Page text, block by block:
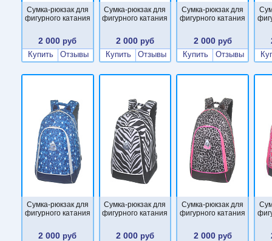
Сумка-рюкзак для
фигурного катания
2 000 руб
Купить
Отзывы
Сумка-рюкзак для
фигурного катания
2 000 руб
Купить
Отзывы
Сумка-рюкзак для
фигурного катания
2 000руб
Купить
Отзывы
Сумка-рюкзак для
фигурного катания
2 000 руб
Сумка-рюкзак для
фигурного катания
2 000 руб
Сумка-рюкзак для
фигурного катания
2 000руб